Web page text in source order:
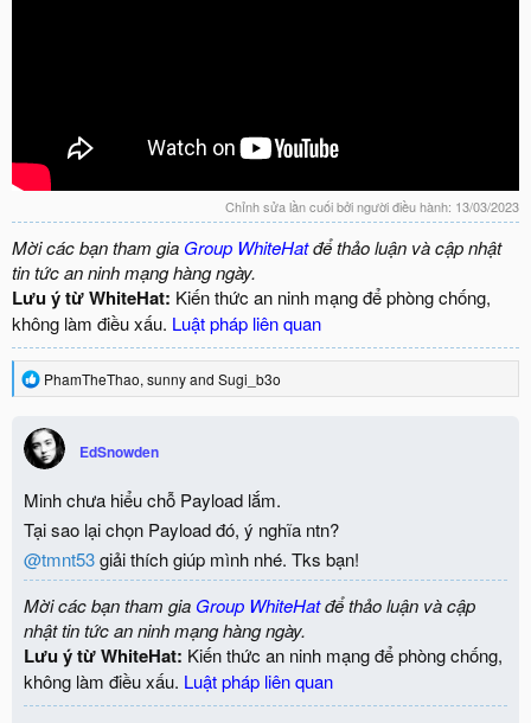
Chỉnh sửa lần cuối bởi người điều hành: 13/03/2023
Mời các bạn tham gia Group WhiteHatđể thảo luận và cập nhật
tin tức an ninh mạng hàng ngày.
Lưu ý từ WhiteHat: Kiến thức an ninh mạng để phòng chống,
không làm điều xấu. Luật pháp liên quan
R
e
c
t
i
n
s
PhamTheThao, sunnyand Sugi_b3o
EdSnowden
Minh chưa hiểu chỗ Payload lắm.
Tại sao lại chọn Payload đó, ý nghĩa ntn?
@tmnt53giải thích giúp mình nhé. Tks bạn!
Mời các bạn tham gia Group WhiteHatđể thảo luận và cập
nhật tin tức an ninh mạng hàng ngày.
Lưu ý từ WhiteHat: Kiến thức an ninh mạng để phòng chống,
không làm điều xấu. Luật pháp liên quan